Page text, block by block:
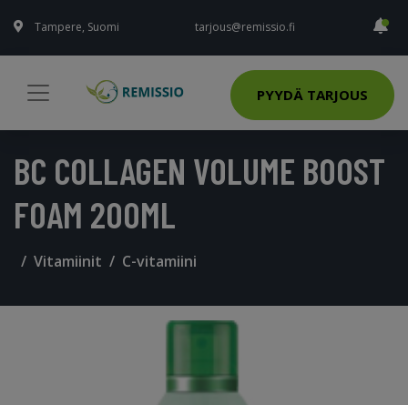
Tampere, Suomi tarjous@remissio.fi
PYYDÄ TARJOUS
BC COLLAGEN VOLUME BOOST
FOAM 200ML
Vitamiinit C-vitamiini